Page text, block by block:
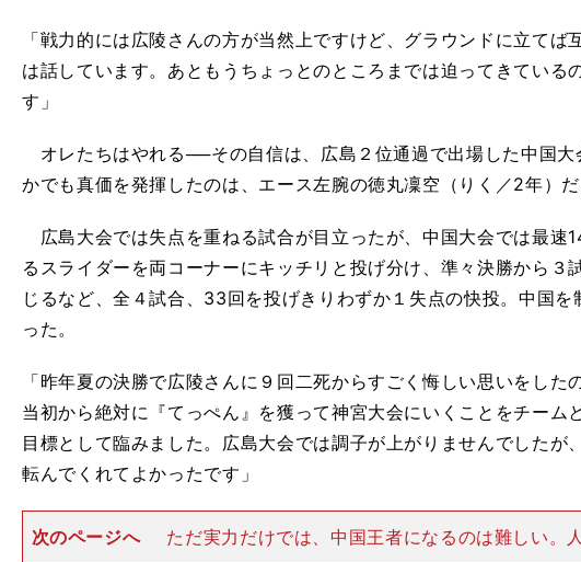
「戦力的には広陵さんの方が当然上ですけど、グラウンドに立てば
は話しています。あともうちょっとのところまでは迫ってきている
す」
オレたちはやれる──その自信は、広島２位通過で出場した中国大
かでも真価を発揮したのは、エース左腕の徳丸凜空（りく／2年）だ
広島大会では失点を重ねる試合が目立ったが、中国大会では最速
るスライダーを両コーナーにキッチリと投げ分け、準々決勝から３
じるなど、全４試合、33回を投げきりわずか１失点の快投。中国を
った。
「昨年夏の決勝で広陵さんに９回二死からすごく悔しい思いをした
当初から絶対に『てっぺん』を獲って神宮大会にいくことをチーム
目標として臨みました。広島大会では調子が上がりませんでしたが
転んでくれてよかったです」
次のページへ
ただ実力だけでは、中国王者になるのは難しい。